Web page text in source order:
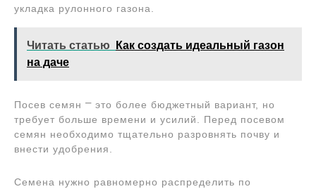
укладка рулонного газона.
Читать статью
Как создать идеальный газон
на даче
Посев семян ⎻ это более бюджетный вариант, но
требует больше времени и усилий. Перед посевом
семян необходимо тщательно разровнять почву и
внести удобрения.
Семена нужно равномерно распределить по